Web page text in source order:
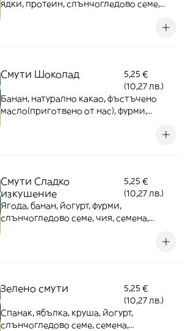
ядки, протеин, слънчогледово семе,
Смути Шоколад
5,25 €
(10,27 лв.)
Банан, натурално какао, фъстъчено
масло(приготвено от нас), фурми,
Смути Сладко
изкушение
5,25 €
(10,27 лв.)
Ягода, банан, йогурт, фурми,
слънчогледово семе, чия, семена,
Зелено смути
5,25 €
(10,27 лв.)
Спанак, ябълка, круша, йогурт,
слънчогледово семе, семена,